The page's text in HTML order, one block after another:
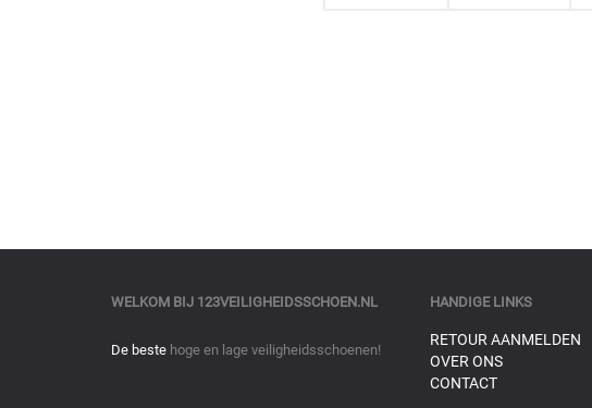
WELKOM BIJ 123VEILIGHEIDSSCHOEN.NL
De beste hoge en lage veiligheidsschoenen!
HANDIGE LINKS
RETOUR AANMELDEN
OVER ONS
CONTACT